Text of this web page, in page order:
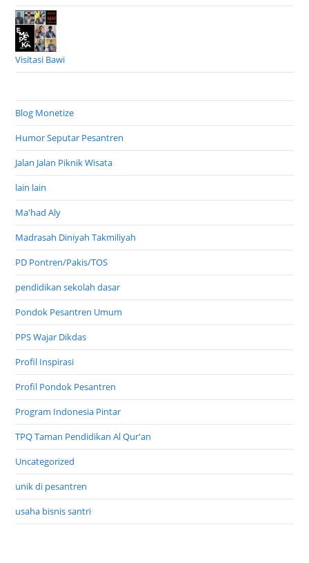
Visitasi Bawi
Blog Monetize
Humor Seputar Pesantren
Jalan Jalan Piknik Wisata
lain lain
Ma'had Aly
Madrasah Diniyah Takmiliyah
PD Pontren/Pakis/TOS
pendidikan sekolah dasar
Pondok Pesantren Umum
PPS Wajar Dikdas
Profil Inspirasi
Profil Pondok Pesantren
Program Indonesia Pintar
TPQ Taman Pendidikan Al Qur'an
Uncategorized
unik di pesantren
usaha bisnis santri